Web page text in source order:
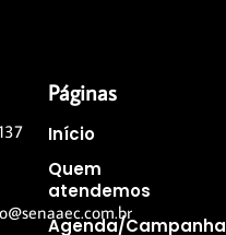
Páginas
Início
Quem
atendemos
Agenda/